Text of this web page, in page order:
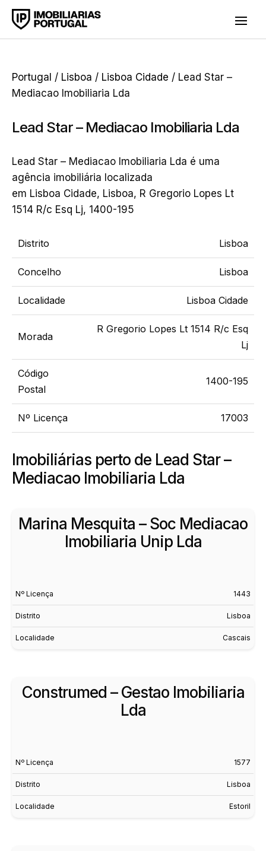
Portugal / Lisboa / Lisboa Cidade / Lead Star –
Mediacao Imobiliaria Lda
Lead Star – Mediacao Imobiliaria Lda
Lead Star – Mediacao Imobiliaria Lda é uma
agência imobiliária localizada
em Lisboa Cidade, Lisboa, R Gregorio Lopes Lt
1514 R/c Esq Lj, 1400-195
Distrito Lisboa
Concelho Lisboa
Localidade Lisboa Cidade
Morada
R Gregorio Lopes Lt 1514 R/c Esq
Lj
Código
Postal
1400-195
Nº Licença 17003
Imobiliárias perto de Lead Star –
Mediacao Imobiliaria Lda
Marina Mesquita – Soc Mediacao
Imobiliaria Unip Lda
Nº Licença 1443
Distrito Lisboa
Localidade Cascais
Construmed – Gestao Imobiliaria
Lda
Nº Licença 1577
Distrito Lisboa
Localidade Estoril